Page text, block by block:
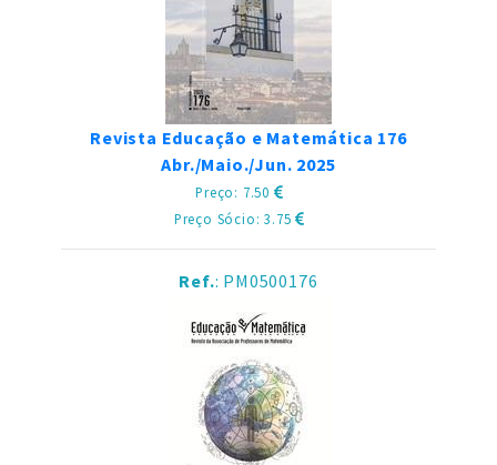
Revista Educação e Matemática 176
Abr./Maio./Jun. 2025
Preço: 7.50
Preço Sócio: 3.75
Ref.: PM0500176